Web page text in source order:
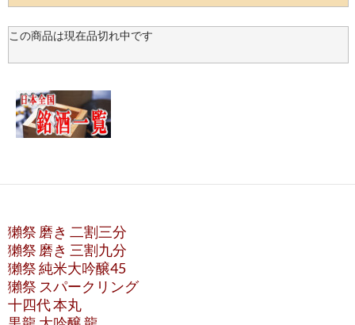
この商品は現在品切れ中です
獺祭 磨き 二割三分
獺祭 磨き 三割九分
獺祭 純米大吟醸45
獺祭 スパークリング
十四代 本丸